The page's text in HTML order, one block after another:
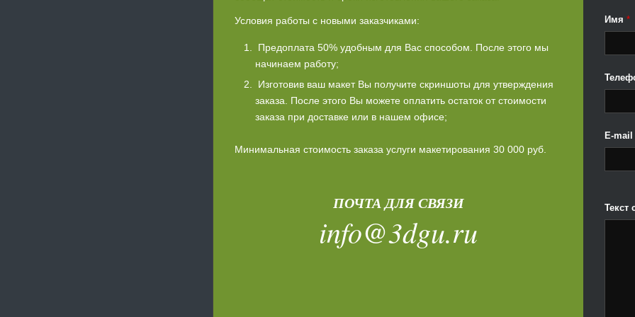
Условия работы с новыми заказчиками:
Предоплата 50% удобным для Вас способом. После этого мы
начинаем работу;
Изготовив ваш макет Вы получите скриншоты для утверждения
заказа. После этого Вы можете оплатить остаток от стоимости
заказа при доставке или в нашем офисе;
Минимальная стоимость заказа услуги макетирования 30 000 руб.
ПОЧТА ДЛЯ СВЯЗИ
info@3dgu.ru
Имя *
E-mail
Текст